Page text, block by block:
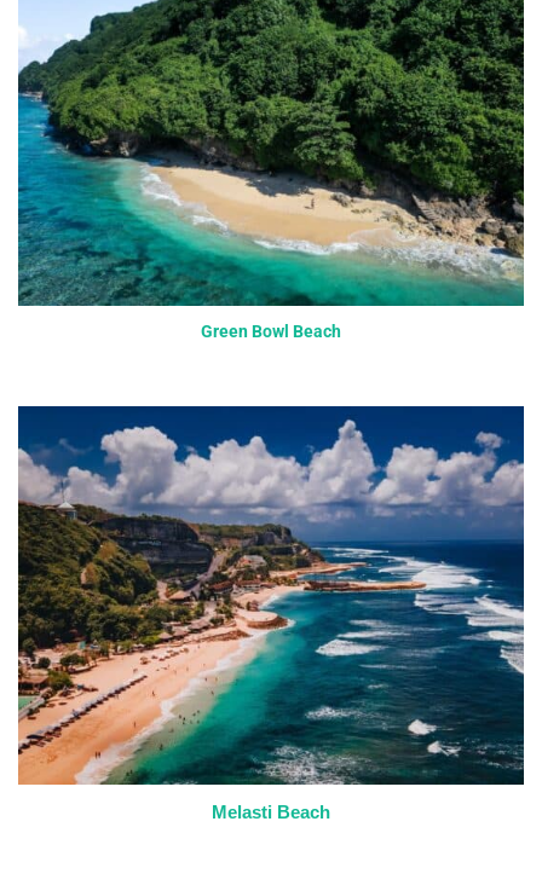
Green Bowl Beach
Melasti Beach